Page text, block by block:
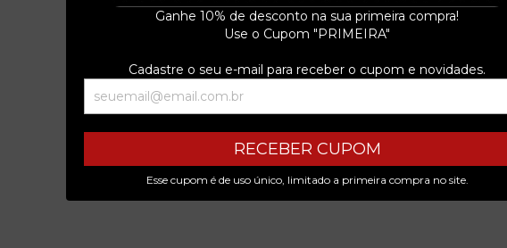
Ganhe 10% de desconto na sua primeira compra!
Use o Cupom "PRIMEIRA"
Cadastre o seu e-mail para receber o cupom e novidades.
RECEBER CUPOM
Esse cupom é de uso único, limitado a primeira compra no site.